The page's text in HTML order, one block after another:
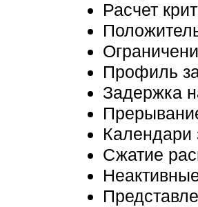
Расчет
Профиль
Задержка
Календари
Сжатие